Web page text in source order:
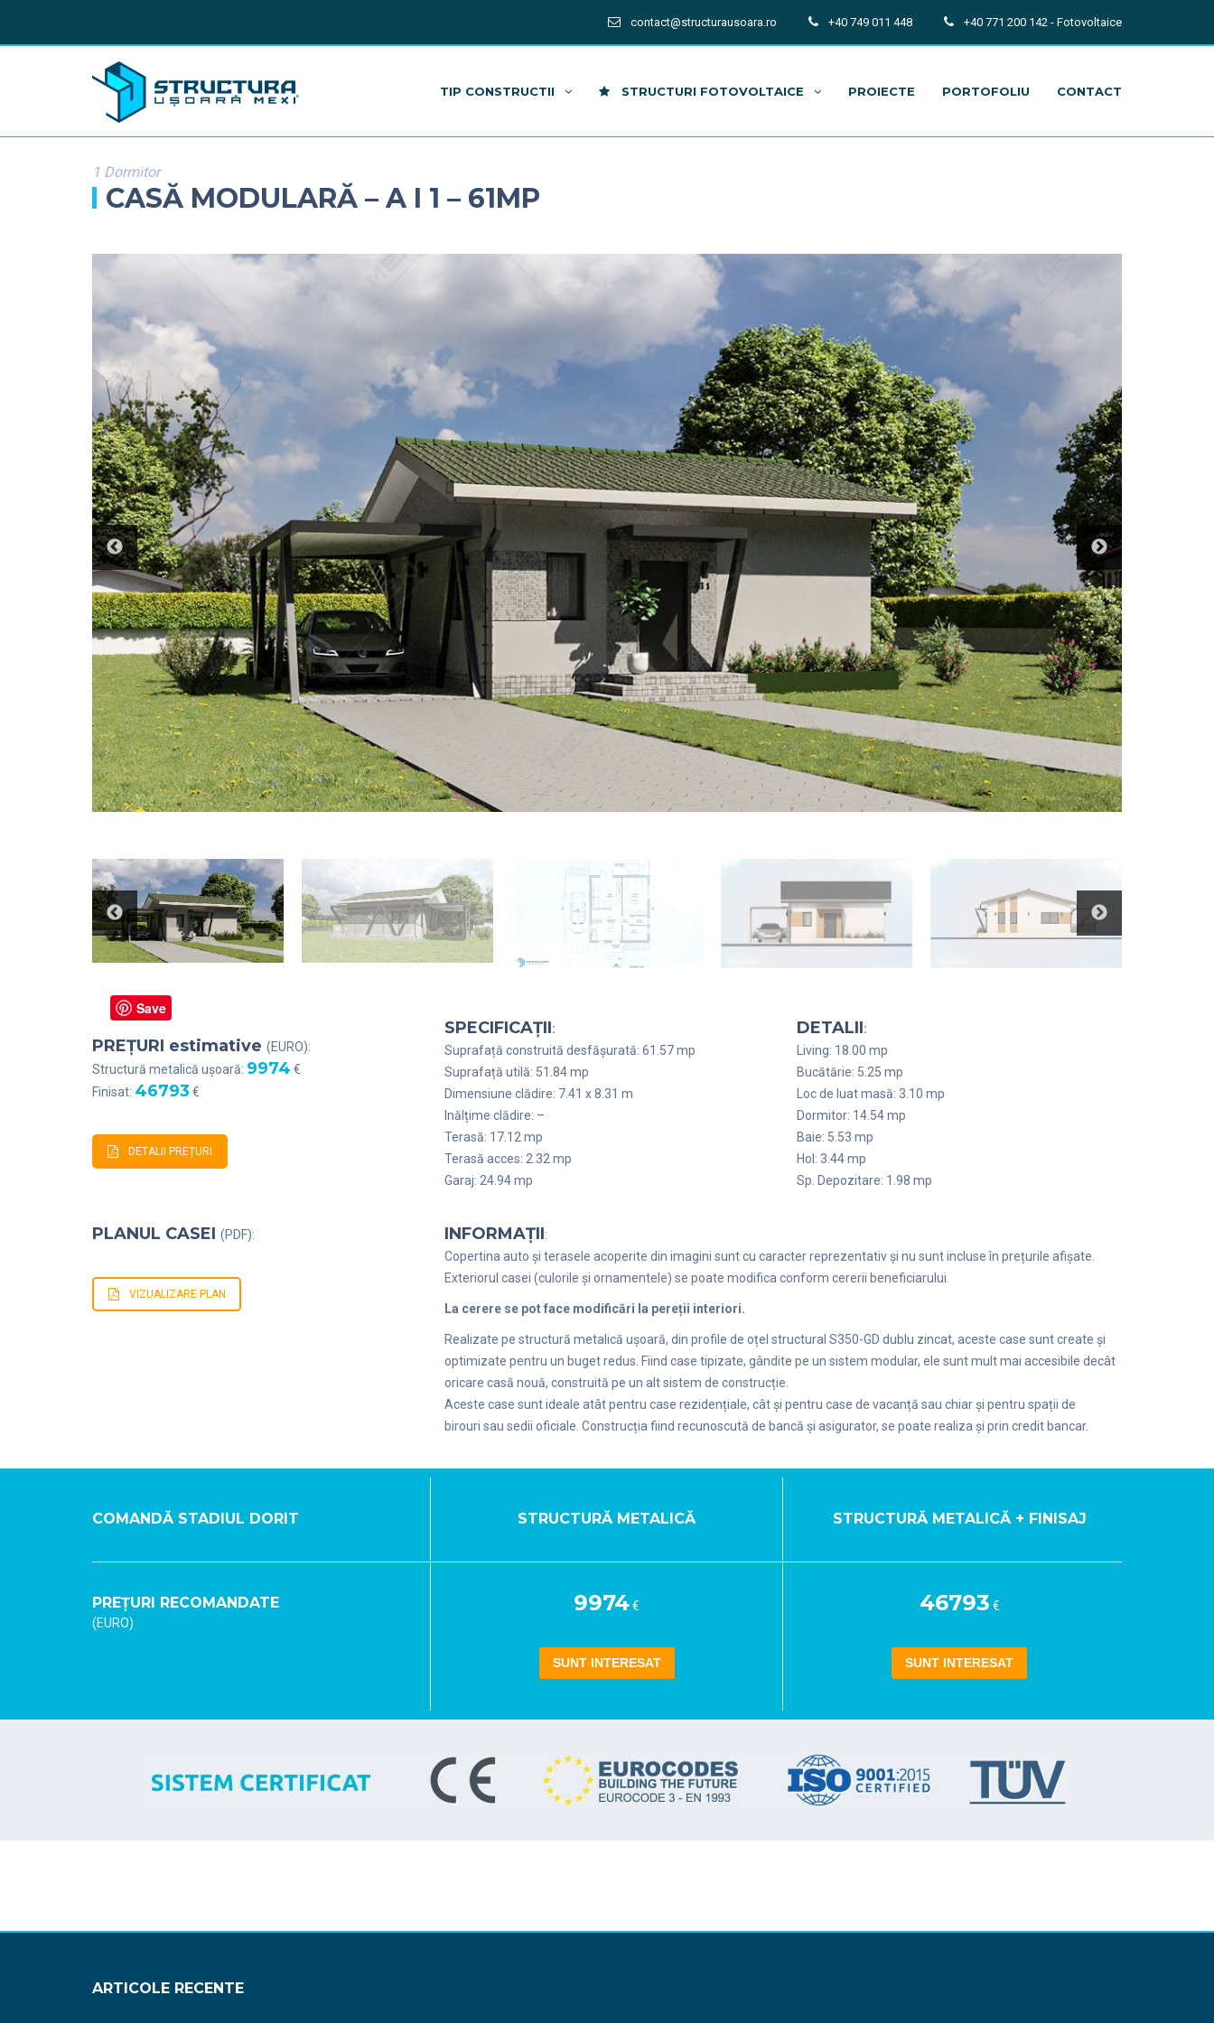
contact@structurausoara.ro +40 749 011 448 +40 771 200 142 - Fotovoltaice
TIP CONSTRUCTII STRUCTURI FOTOVOLTAICE PROIECTE PORTOFOLIU CONTACT
1 Dormitor
CASĂ MODULARĂ – A I 1 – 61MP
Save
PREȚURI estimative (EURO):
Structură metalică ușoară: 9974 €
Finisat: 46793 €
DETALII PREȚURI
SPECIFICAȚII:
Suprafață construită desfășurată: 61.57 mp
Suprafață utilă: 51.84 mp
Dimensiune clădire: 7.41 x 8.31 m
Inălțime clădire: –
Terasă: 17.12 mp
Terasă acces: 2.32 mp
Garaj: 24.94 mp
DETALII:
Living: 18.00 mp
Bucătărie: 5.25 mp
Loc de luat masă: 3.10 mp
Dormitor: 14.54 mp
Baie: 5.53 mp
Hol: 3.44 mp
Sp. Depozitare: 1.98 mp
PLANUL CASEI (PDF):
VIZUALIZARE PLAN
INFORMAȚII:
Copertina auto și terasele acoperite din imagini sunt cu caracter reprezentativ și nu sunt incluse în prețurile afișate.
Exteriorul casei (culorile și ornamentele) se poate modifica conform cererii beneficiarului.
La cerere se pot face modificări la pereții interiori.
Realizate pe structură metalică ușoară, din profile de oțel structural S350-GD dublu zincat, aceste case sunt create și
optimizate pentru un buget redus. Fiind case tipizate, gândite pe un sistem modular, ele sunt mult mai accesibile decât
oricare casă nouă, construită pe un alt sistem de construcție.
Aceste case sunt ideale atât pentru case rezidențiale, cât și pentru case de vacanță sau chiar și pentru spații de
birouri sau sedii oficiale. Construcția fiind recunoscută de bancă și asigurator, se poate realiza și prin credit bancar.
COMANDĂ STADIUL DORIT STRUCTURĂ METALICĂ STRUCTURĂ METALICĂ + FINISAJ
PREȚURI RECOMANDATE
(EURO)
9974€
SUNT INTERESAT
46793 €
SUNT INTERESAT
ARTICOLE RECENTE